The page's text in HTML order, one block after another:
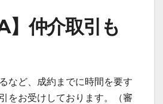
】仲介取引も
など、成約までに時間を要す
をお受けしております。（審